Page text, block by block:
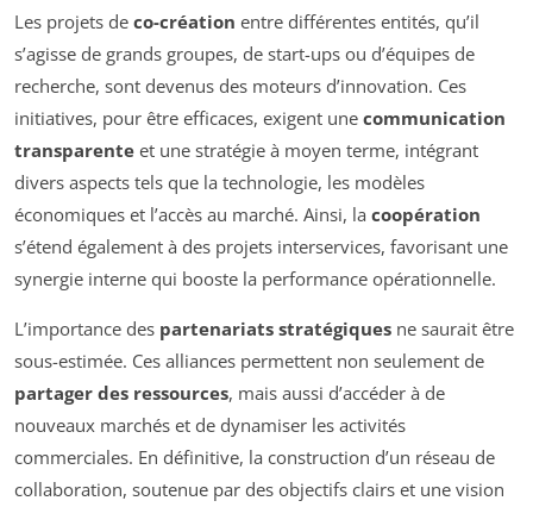
Les projets de co-création entre différentes entités, qu’il
s’agisse de grands groupes, de start-ups ou d’équipes de
recherche, sont devenus des moteurs d’innovation. Ces
initiatives, pour être efficaces, exigent une communication
transparente et une stratégie à moyen terme, intégrant
divers aspects tels que la technologie, les modèles
économiques et l’accès au marché. Ainsi, la coopération
s’étend également à des projets interservices, favorisant une
synergie interne qui booste la performance opérationnelle.
L’importance des partenariats stratégiques ne saurait être
sous-estimée. Ces alliances permettent non seulement de
partager des ressources, mais aussi d’accéder à de
nouveaux marchés et de dynamiser les activités
commerciales. En définitive, la construction d’un réseau de
collaboration, soutenue par des objectifs clairs et une vision